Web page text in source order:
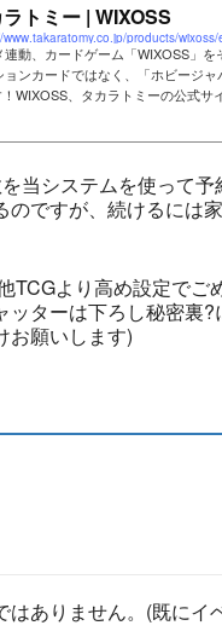
トミー | WIXOSS
products/
連動、カードゲーム「WIXOSS」
ョンカードではなく、「ホビージ
WIXOSS、タカラトミーの公式サ
当システムを使って
のですが、続けるには
TCGより高め設定で
ッターは下ろし秘密裏
お願いします)
はありません。(既に